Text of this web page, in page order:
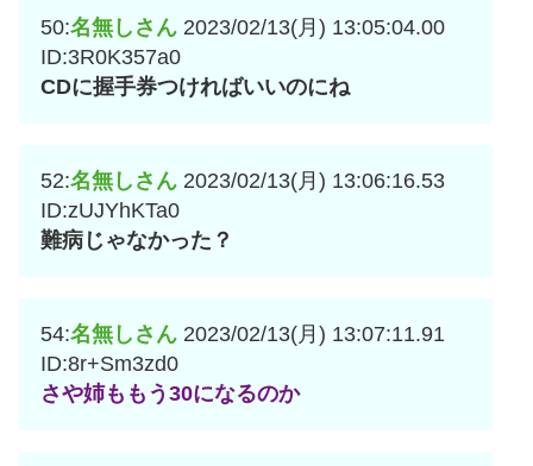
50:名無しさん 2023/02/13(月) 13:05:04.00
ID:3R0K357a0
CDに握手券つければいいのにね
52:名無しさん 2023/02/13(月) 13:06:16.53
ID:zUJYhKTa0
難病じゃなかった？
54:名無しさん 2023/02/13(月) 13:07:11.91
ID:8r+Sm3zd0
さや姉ももう30になるのか